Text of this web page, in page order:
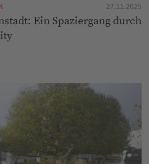
27.11.2025
Ein Spaziergang durch